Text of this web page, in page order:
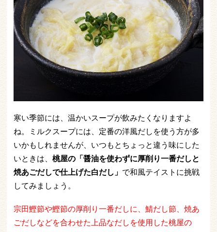
寒い季節には、温かいスープが飲みたくなりますよ
ね。ミルクスープには、定番の洋風だしを使う方が多
いかもしれませんが、いつもとちょっと違う味にした
いときは、 桃屋の「醤油を使わずに厚削り一番だしと
焼あごだしで仕上げた白だし」 で和風テイストに挑戦
してみましょう。
宗田鰹節や鰹節の厚削り一番だしに、鯖だし節、焼あ
ごだしなどを合わせた上品なだしを使用した桃屋の